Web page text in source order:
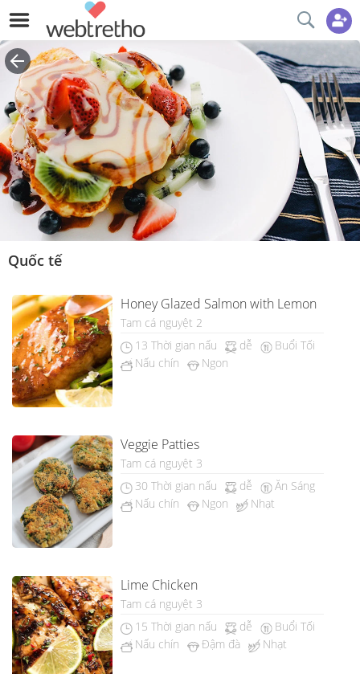
Quốc tế
Honey Glazed Salmon with Lemon
Tam cá nguyệt 2
13 Thời gian nấu
dễ
Buổi Tối
Nấu chín
Ngon
Veggie Patties
Tam cá nguyệt 3
30 Thời gian nấu
dễ
Ăn Sáng
Nấu chín
Ngon Nhạt
Lime Chicken
Tam cá nguyệt 3
15 Thời gian nấu
dễ
Buổi Tối
Nấu chín
Đậm đà Nhạt